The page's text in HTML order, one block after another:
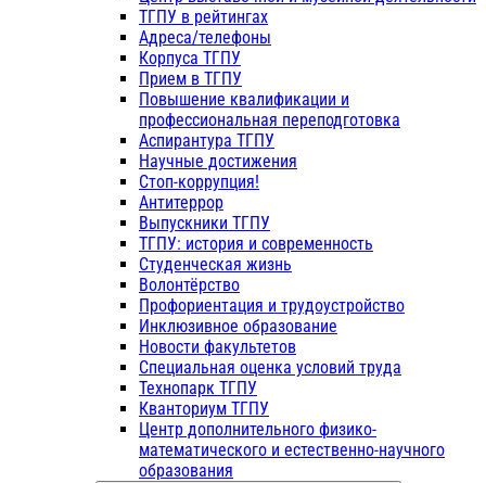
ТГПУ в рейтингах
Адреса/телефоны
Корпуса ТГПУ
Прием в ТГПУ
Повышение квалификации и
профессиональная переподготовка
Аспирантура ТГПУ
Научные достижения
Стоп-коррупция!
Антитеррор
Выпускники ТГПУ
ТГПУ: история и современность
Студенческая жизнь
Волонтёрство
Профориентация и трудоустройство
Инклюзивное образование
Новости факультетов
Специальная оценка условий труда
Технопарк ТГПУ
Кванториум ТГПУ
Центр дополнительного физико-
математического и естественно-научного
образования